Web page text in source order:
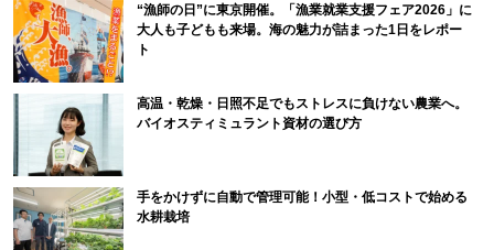
“漁師の日”に東京開催。「漁業就業支援フェア2026」に
大人も子どもも来場。海の魅力が詰まった1日をレポー
ト
高温・乾燥・日照不足でもストレスに負けない農業へ。
バイオスティミュラント資材の選び方
手をかけずに自動で管理可能！小型・低コストで始める
水耕栽培